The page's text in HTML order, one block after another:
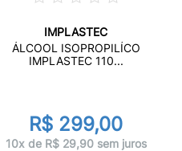
IMPLASTEC
ÁLCOOL ISOPROPILÍCO
IMPLASTEC 110...
R$ 299,00
10x de R$ 29,90 sem juros